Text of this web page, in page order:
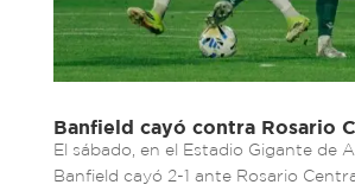
Banfield cayó contra Rosario
El sábado, en el Estadio Gigante de
Banfield cayó 2-1 ante Rosario